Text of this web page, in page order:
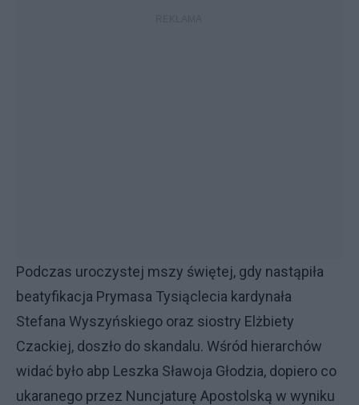
Podczas uroczystej mszy świętej, gdy nastąpiła
beatyfikacja Prymasa Tysiąclecia kardynała
Stefana Wyszyńskiego oraz siostry Elżbiety
Czackiej, doszło do skandalu. Wśród hierarchów
widać było abp Leszka Sławoja Głodzia, dopiero co
ukaranego przez Nuncjaturę Apostolską w wyniku